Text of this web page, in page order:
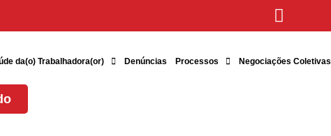
da(o) Trabalhadora(or) Denúncias Processos Negociações Coletivas